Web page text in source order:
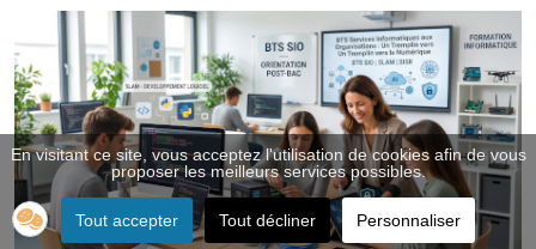
En visitant ce site, vous acceptez l'utilisation de cookies afin de vous
proposer les meilleurs services possibles.
Tout accepter Tout décliner Personnaliser